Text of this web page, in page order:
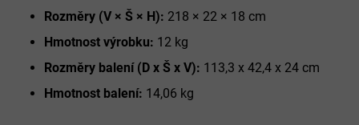
Rozměry (V × Š × H): 218 × 22 × 18 cm
Hmotnost výrobku: 12 kg
Rozměry balení (D x Š x V): 113,3 x 42,4 x 24 cm
Hmotnost balení: 14,06 kg